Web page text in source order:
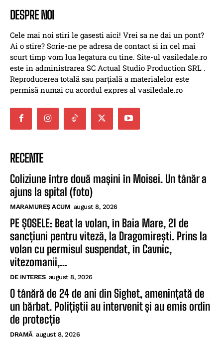
DESPRE NOI
Cele mai noi stiri le gasesti aici! Vrei sa ne dai un pont?
Ai o stire? Scrie-ne pe adresa de contact si in cel mai
scurt timp vom lua legatura cu tine. Site-ul vasiledale.ro
este in administrarea SC Actual Studio Production SRL .
Reproducerea totală sau parțială a materialelor este
permisă numai cu acordul expres al vasiledale.ro
RECENTE
Coliziune între două mașini în Moisei. Un tânăr a
ajuns la spital (foto)
MARAMUREȘ ACUM august 8, 2026
PE ȘOSELE: Beat la volan, în Baia Mare, 21 de
sancțiuni pentru viteză, la Dragomirești. Prins la
volan cu permisul suspendat, în Cavnic,
vitezomanii,...
DE INTERES august 8, 2026
O tânără de 24 de ani din Sighet, amenințată de
un bărbat. Polițiștii au intervenit și au emis ordin
de protecție
DRAMĂ august 8, 2026